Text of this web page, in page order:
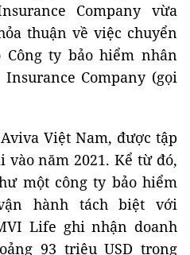
Company vừa
thuận về việc chuyển
ty bảo hiểm nhân
Company (gọi
Việt Nam, được tập
năm 2021. Kể từ đó,
một công ty bảo hiểm
hành tách biệt với
Life ghi nhận doanh
93 triệu USD trong